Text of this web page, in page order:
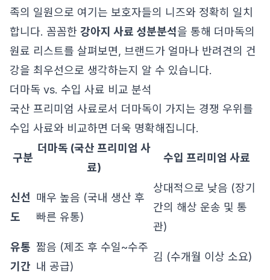
족의 일원으로 여기는 보호자들의 니즈와 정확히 일치
합니다. 꼼꼼한 강아지 사료 성분분석을 통해 더마독의
원료 리스트를 살펴보면, 브랜드가 얼마나 반려견의 건
강을 최우선으로 생각하는지 알 수 있습니다.
더마독 vs. 수입 사료 비교 분석
국산 프리미엄 사료로서 더마독이 가지는 경쟁 우위를
수입 사료와 비교하면 더욱 명확해집니다.
구분
더마독 (국산 프리미엄 사
료)
수입 프리미엄 사료
신선
도
매우 높음 (국내 생산 후
빠른 유통)
상대적으로 낮음 (장기
간의 해상 운송 및 통
관)
유통
기간
짧음 (제조 후 수일~수주
내 공급)
김 (수개월 이상 소요)